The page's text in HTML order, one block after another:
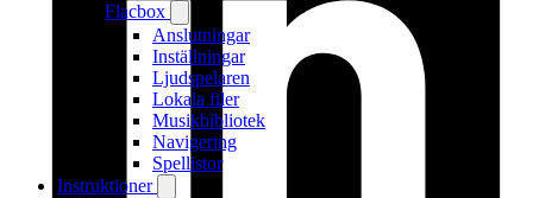
Flacbox
Anslutningar
Inställningar
Ljudspelaren
Lokala filer
Musikbibliotek
Navigering
Spellistor
Instruktioner